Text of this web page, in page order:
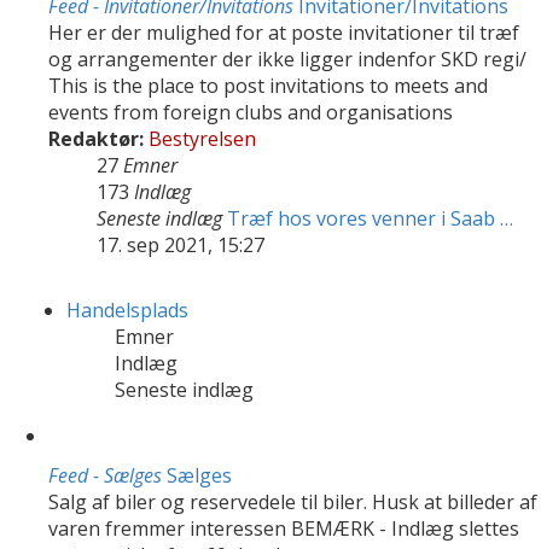
Feed - Invitationer/Invitations Invitationer/Invitations
Her er der mulighed for at poste invitationer til træf
og arrangementer der ikke ligger indenfor SKD regi/
This is the place to post invitations to meets and
events from foreign clubs and organisations
Redaktør: Bestyrelsen
27Emner
173 Indlæg
Seneste indlæg Træf hos vores venner i Saab …
17. sep 2021, 15:27
Handelsplads
Emner
Indlæg
Seneste indlæg
Feed - SælgesSælges
Salg af biler og reservedele til biler. Husk at billeder af
varen fremmer interessen BEMÆRK - Indlæg slettes